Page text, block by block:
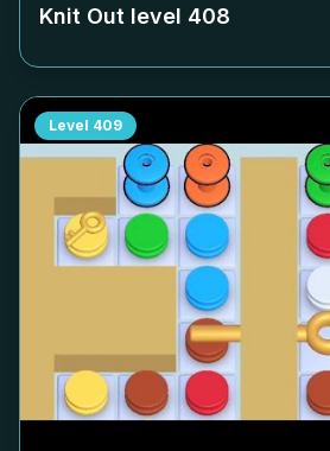
Knit Out level 408
Level 409